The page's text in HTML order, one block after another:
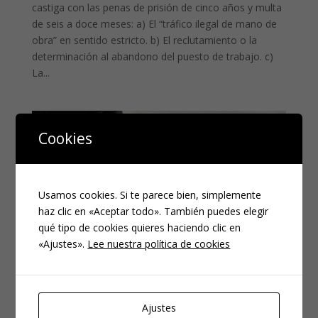
castiga con las penas de prisión de cinco años y multa
de seis a doce meses: a) El “tráfico ilegal de mano de
obra” en sentido estricto. b) El reclutamiento o la
determinación al abandono del puesto de trabajo. c)
La...
Cookies
Usamos cookies. Si te parece bien, simplemente
haz clic en «Aceptar todo». También puedes elegir
qué tipo de cookies quieres haciendo clic en
«Ajustes». Lee nuestra política de cookies
Ajustes